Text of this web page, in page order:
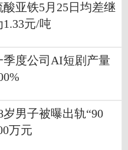
亚铁5月25日均差继
元/吨
季度公司AI短剧产量
男子被曝出轨“90
万元